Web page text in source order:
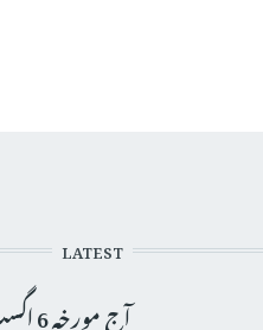
LATEST